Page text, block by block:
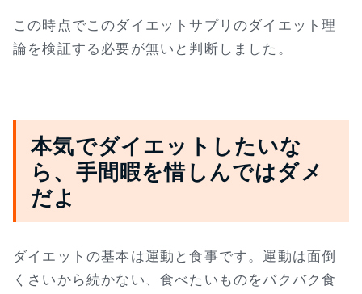
この時点でこのダイエットサプリのダイエット理
論を検証する必要が無いと判断しました。
本気でダイエットしたいな
ら、手間暇を惜しんではダメ
だよ
ダイエットの基本は運動と食事です。運動は面倒
くさいから続かない、食べたいものをバクバク食